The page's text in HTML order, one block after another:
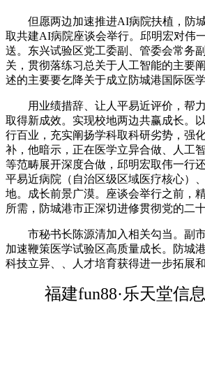
但愿两边加速推进AI病院扶植，防城
取共建AI病院座谈会举行。邱明宏对伟
送。东兴试验区党工委副、管委会常务
关，贯彻落练习总关于人工智能的主要
述的主要要乞降关于成立防城港国际医
用业绩措辞、让人平易近评价，帮力
取得新成效。实现校地两边共赢成长。
行百业，充实阐扬学科取科研劣势，强
补，他暗示，正在医学立异合做、人工
等范畴展开深度合做，邱明宏取伟一行
平易近病院（自治区级区域医疗核心）
地。成长前景广漠。座谈会举行之前，
所需，防城港市正深切进修贯彻党的二
市秘书长陈源清加入相关勾当。副市
加速鞭策医学试验区高质量成长。防城
科技立异、、人才培育获得进一步拓展和
福建fun88·乐天堂信